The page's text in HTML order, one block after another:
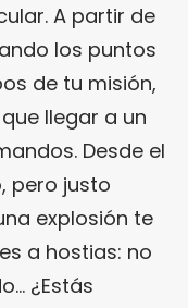
A partir de
los puntos
de tu misión,
llegar a un
Desde el
pero justo
explosión te
a hostias: no
¿Estás